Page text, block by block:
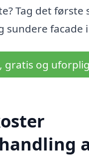
Tag det første
sundere facade
gratis og